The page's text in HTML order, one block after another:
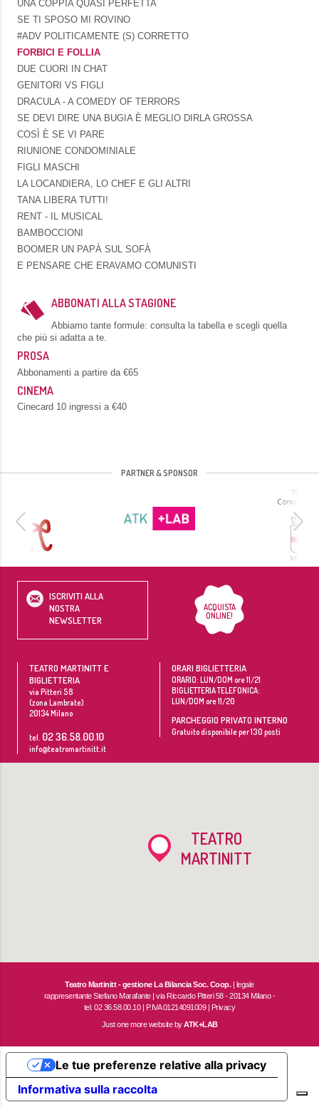
UNA COPPIA QUASI PERFETTA
SE TI SPOSO MI ROVINO
#ADV POLITICAMENTE (S) CORRETTO
FORBICI E FOLLIA
DUE CUORI IN CHAT
GENITORI VS FIGLI
DRACULA - A COMEDY OF TERRORS
SE DEVI DIRE UNA BUGIA È MEGLIO DIRLA GROSSA
COSÌ È SE VI PARE
RIUNIONE CONDOMINIALE
FIGLI MASCHI
LA LOCANDIERA, LO CHEF E GLI ALTRI
TANA LIBERA TUTTI!
RENT - IL MUSICAL
BAMBOCCIONI
BOOMER UN PAPÀ SUL SOFÀ
E PENSARE CHE ERAVAMO COMUNISTI
ABBONATI ALLA STAGIONE
Abbiamo tante formule: consulta la tabella e scegli quella
che più si adatta a te.
PROSA
Abbonamenti a partire da €65
CINEMA
Cinecard 10 ingressi a €40
PARTNER & SPONSOR
ISCRIVITI ALLA
NOSTRA
NEWSLETTER
ACQUISTA
ONLINE!
TEATRO MARTINITT E
BIGLIETTERIA
via Pitteri 58
(zona Lambrate)
20134Milano
tel. 02 36.58.00.10
info@teatromartinitt.it
ORARI BIGLIETTERIA
ORARIO: LUN/DOM ore 11/21
BIGLIETTERIA TELEFONICA:
LUN/DOM ore 11/20
PARCHEGGIO PRIVATO INTERNO
Gratuito disponibile per 130 posti
TEATRO
MARTINITT
Teatro Martinitt - gestione La Bilancia Soc. Coop.| legale
rappresentante Stefano Marafante | via Riccardo Pitteri 58 - 20134 Milano -
tel. 02 36.58.00.10 | P.IVA 01214091009 | Privacy
Just one more website byATK+LAB
Informativa sulla raccolta
Le tue preferenze relative alla privacy